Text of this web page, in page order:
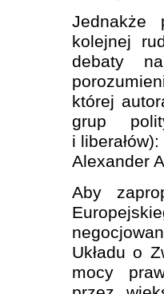
Jednakże
kolejnej
debaty
której
grup
i
Alexander
Aby
Układu o
mocy